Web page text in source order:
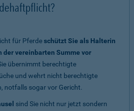
für Pferdeschützt Sie als Halterin
der vereinbarten Summe vor
übernimmt berechtigte
und wehrt nicht berechtigte
notfalls sogar vor Gericht.
sind Sie nicht nur jetzt sondern